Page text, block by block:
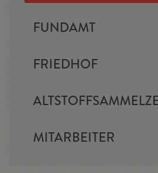
FUNDAMT
FRIEDHOF
MITARBEITER